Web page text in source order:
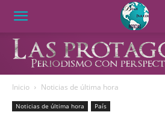
Inicio Noticias de última hora
Noticias de última hora País